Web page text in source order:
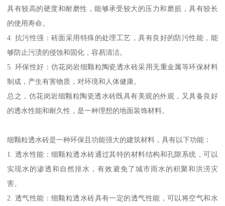
高城市的可持续发展能力，保护环境和的安全。
仿花岗岩细颗粒陶瓷透水砖具有以下特点：
1. 透水性好：仿花岗岩细颗粒陶瓷透水砖采用特殊的透水结构设